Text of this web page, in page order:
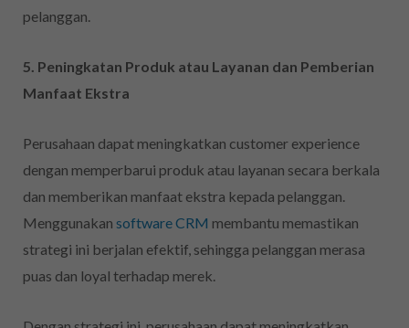
pelanggan.
5. Peningkatan Produk atau Layanan dan Pemberian
Manfaat Ekstra
Perusahaan dapat meningkatkan customer experience
dengan memperbarui produk atau layanan secara berkala
dan memberikan manfaat ekstra kepada pelanggan.
Menggunakan software CRM membantu memastikan
strategi ini berjalan efektif, sehingga pelanggan merasa
puas dan loyal terhadap merek.